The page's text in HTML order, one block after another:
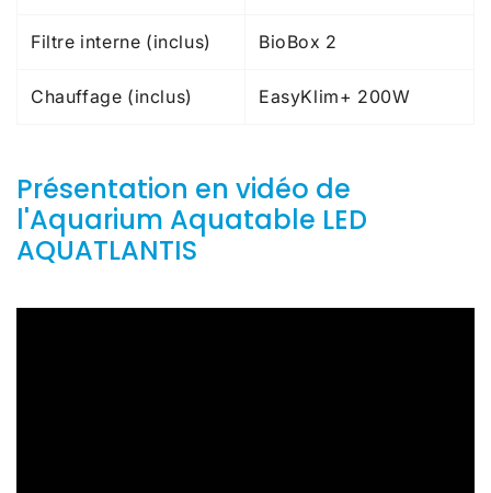
Filtre interne (inclus) BioBox 2
Chauffage (inclus) EasyKlim+ 200W
Présentation en vidéo de
l'Aquarium Aquatable LED
AQUATLANTIS